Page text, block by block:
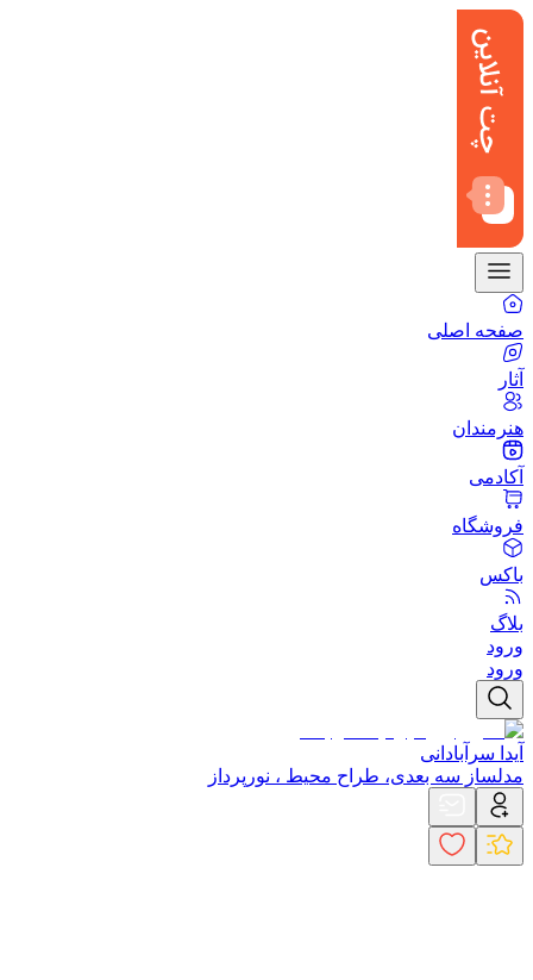
صفحه اصلی
آثار
هنرمندان
آکادمی
فروشگاه
باکس
بلاگ
ورود
ورود
آیدا سرآبادانی
مدلساز سه بعدی، طراح محیط ، نورپرداز